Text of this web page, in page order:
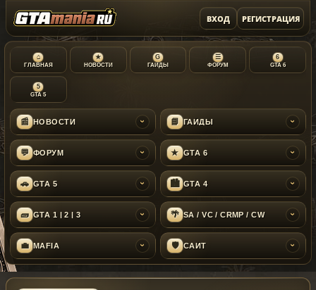
ВХОД РЕГИСТРАЦИЯ
⌂
ГЛАВНАЯ
★
НОВОСТИ
G
ГАЙДЫ
☰
ФОРУМ
6
GTA 6
5
GTA 5
📰 НОВОСТИ › 📘 ГАЙДЫ ›
💬 ФОРУМ › ★ GTA 6 ›
🚗 GTA 5 › 🏙 GTA 4 ›
🧱 GTA 1 | 2 | 3 › 🌴 SA / VC / CRMP / CW ›
💼 MAFIA › 🛡 САЙТ ›